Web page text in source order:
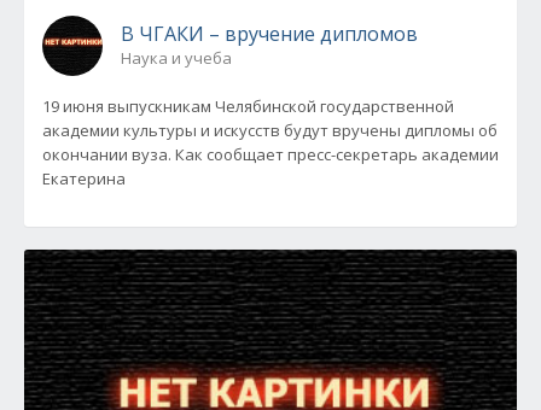
В ЧГАКИ – вручение дипломов
Наука и учеба
19 июня выпускникам Челябинской государственной
академии культуры и искусств будут вручены дипломы об
окончании вуза. Как сообщает пресс-секретарь академии
Екатерина